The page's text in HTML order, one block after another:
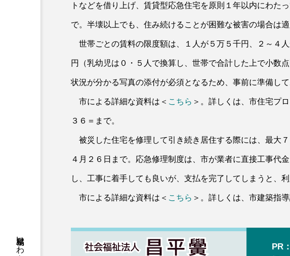
トなどを借り上げ、賃貸型応急住宅を原則１年以内にわた
で。半壊以上でも、住み続けることが困難な被害の場合は適
世帯ごとの賃料の限度額は、１人が５万５千円、２～４
円（乳幼児は０・５人で換算し、世帯で合計した上で小数
状況が分かる写真の添付が必須となるため、事前に準備して
市による詳細な資料は＜ こちら ＞。詳しくは、市住宅プ
３６＝まで。
被災した住宅を修理して引き続き居住する際には、最大
４月２６日まで。応急修理制度は、市が業者に直接工事代
し、工事に着手しても良いが、支払を完了してしまうと、利
市による詳細な資料は＜ こちら ＞。詳しくは、市建築指
PR